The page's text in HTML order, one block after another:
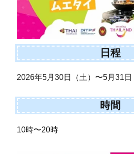
日程
2026年5月30日（土）〜5月31日
時間
10時〜20時